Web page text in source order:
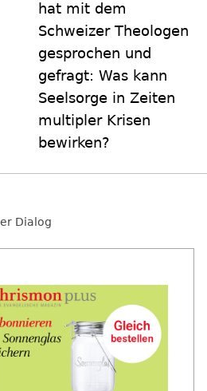
hat mit dem
Schweizer Theologen
gesprochen und
gefragt: Was kann
Seelsorge in Zeiten
multipler Krisen
bewirken?
Dialog